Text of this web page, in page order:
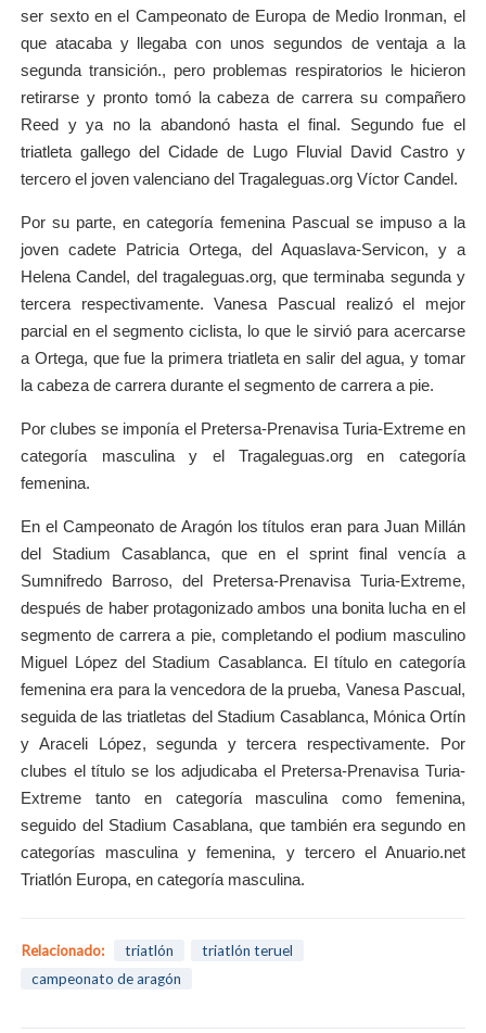
ser sexto en el Campeonato de Europa de Medio Ironman, el
que atacaba y llegaba con unos segundos de ventaja a la
segunda transición., pero problemas respiratorios le hicieron
retirarse y pronto tomó la cabeza de carrera su compañero
Reed y ya no la abandonó hasta el final. Segundo fue el
triatleta gallego del Cidade de Lugo Fluvial David Castro y
tercero el joven valenciano del Tragaleguas.org Víctor Candel.
Por su parte, en categoría femenina Pascual se impuso a la
joven cadete Patricia Ortega, del Aquaslava-Servicon, y a
Helena Candel, del tragaleguas.org, que terminaba segunda y
tercera respectivamente. Vanesa Pascual realizó el mejor
parcial en el segmento ciclista, lo que le sirvió para acercarse
a Ortega, que fue la primera triatleta en salir del agua, y tomar
la cabeza de carrera durante el segmento de carrera a pie.
Por clubes se imponía el Pretersa-Prenavisa Turia-Extreme en
categoría masculina y el Tragaleguas.org en categoría
femenina.
En el Campeonato de Aragón los títulos eran para Juan Millán
del Stadium Casablanca, que en el sprint final vencía a
Sumnifredo Barroso, del Pretersa-Prenavisa Turia-Extreme,
después de haber protagonizado ambos una bonita lucha en el
segmento de carrera a pie, completando el podium masculino
Miguel López del Stadium Casablanca. El título en categoría
femenina era para la vencedora de la prueba, Vanesa Pascual,
seguida de las triatletas del Stadium Casablanca, Mónica Ortín
y Araceli López, segunda y tercera respectivamente. Por
clubes el título se los adjudicaba el Pretersa-Prenavisa Turia-
Extreme tanto en categoría masculina como femenina,
seguido del Stadium Casablana, que también era segundo en
categorías masculina y femenina, y tercero el Anuario.net
Triatlón Europa, en categoría masculina.
Relacionado: triatlón
triatlón teruel
campeonato de aragón